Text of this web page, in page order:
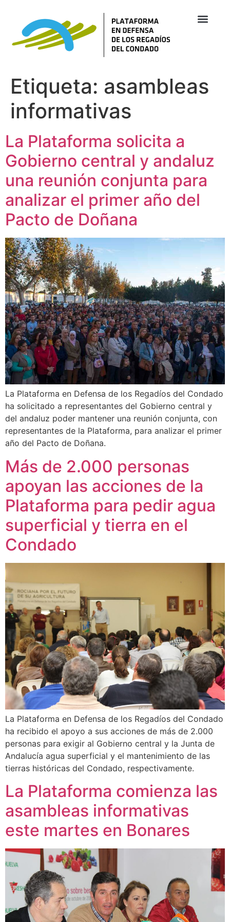
Etiqueta: asambleas
informativas
La Plataforma solicita a
Gobierno central y andaluz
una reunión conjunta para
analizar el primer año del
Pacto de Doñana
La Plataforma en Defensa de los Regadíos del Condado
ha solicitado a representantes del Gobierno central y
del andaluz poder mantener una reunión conjunta, con
representantes de la Plataforma, para analizar el primer
año del Pacto de Doñana.
Más de 2.000 personas
apoyan las acciones de la
Plataforma para pedir agua
superficial y tierra en el
Condado
La Plataforma en Defensa de los Regadíos del Condado
ha recibido el apoyo a sus acciones de más de 2.000
personas para exigir al Gobierno central y la Junta de
Andalucía agua superficial y el mantenimiento de las
tierras históricas del Condado, respectivamente.
La Plataforma comienza las
asambleas informativas
este martes en Bonares